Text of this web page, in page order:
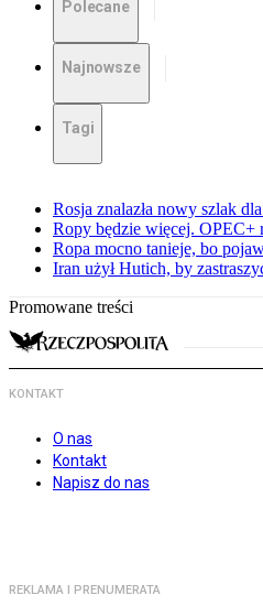
Polecane
Najnowsze
Tagi
Rosja znalazła nowy szlak
Ropy będzie więcej. OPEC+
Ropa mocno tanieje, bo
Iran użył Hutich, by
Promowane treści
KONTAKT
O nas
Kontakt
Napisz do nas
REKLAMA I PRENUMERATA